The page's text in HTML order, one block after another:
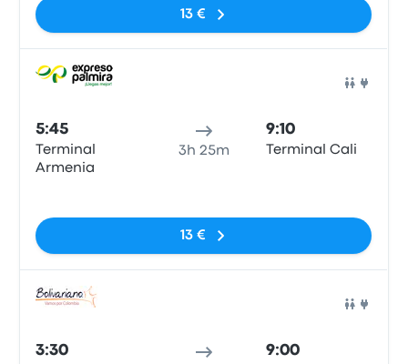
13 €
5:45
Terminal
Armenia
3h 25m
9:10
Terminal Cali
13 €
3:30 9:00